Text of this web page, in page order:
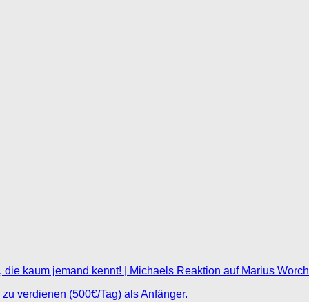
kaum jemand kennt! | Michaels Reaktion auf Marius Worch
verdienen (500€/Tag) als Anfänger.